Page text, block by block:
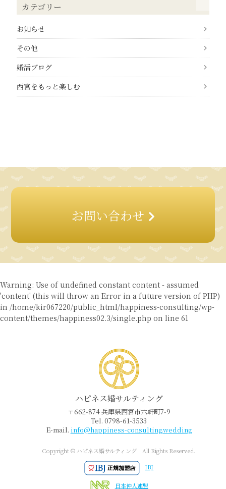
カテゴリー
お知らせ
その他
婚活ブログ
西宮をもっと楽しむ
お問い合わせ
Warning: Use of undefined constant content - assumed
'content' (this will throw an Error in a future version of PHP)
in /home/kir067220/public_html/happiness-consulting/wp-
content/themes/happiness02.3/single.php on line 61
ハピネス婚サルティング
〒662-874 兵庫県西宮市六軒町7-9
Tel. 0798-61-3533
E-mail. info@happiness-consulting.wedding
Copyright © ハピネス婚サルティング All Rights Reserved.
IBJ
日本仲人連盟